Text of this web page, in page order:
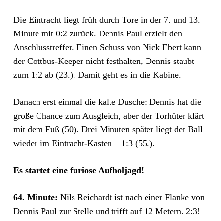
Die Eintracht liegt früh durch Tore in der 7. und 13.
Minute mit 0:2 zurück. Dennis Paul erzielt den
Anschlusstreffer. Einen Schuss von Nick Ebert kann
der Cottbus-Keeper nicht festhalten, Dennis staubt
zum 1:2 ab (23.). Damit geht es in die Kabine.
Danach erst einmal die kalte Dusche: Dennis hat die
große Chance zum Ausgleich, aber der Torhüter klärt
mit dem Fuß (50). Drei Minuten später liegt der Ball
wieder im Eintracht-Kasten – 1:3 (55.).
Es startet eine furiose Aufholjagd!
64. Minute: Nils Reichardt ist nach einer Flanke von
Dennis Paul zur Stelle und trifft auf 12 Metern. 2:3!